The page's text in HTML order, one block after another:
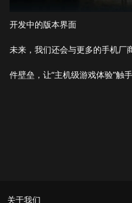
开发中的版本界面
未来，我们还会与更多的手机厂
件壁垒，让“主机级游戏体验”触
关于我们